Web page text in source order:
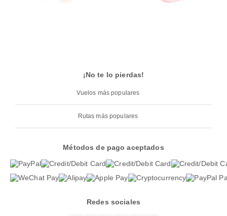
¡No te lo pierdas!
Vuelos más populares
Rutas más populares
Métodos de pago aceptados
Redes sociales